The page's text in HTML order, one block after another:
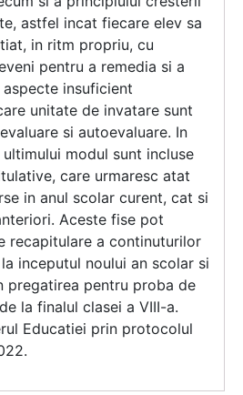
astfel incat fiecare elev sa
in ritm propriu, cu
pentru a remedia si a
insuficient
unitate de invatare sunt
si autoevaluare. In
modul sunt incluse
care urmaresc atat
in anul scolar curent, cat si
Aceste fise pot
recapitulare a continuturilor
inceputul noului an scolar si
pentru proba de
la finalul clasei a VIII-a.
Educatiei prin protocolul